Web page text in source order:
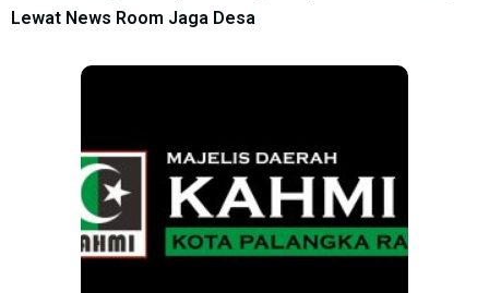
Lewat News Room Jaga Desa